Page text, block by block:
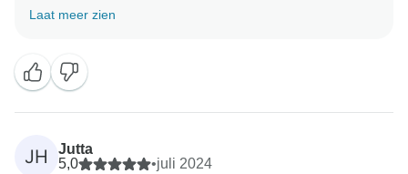
tijd met je medereizigers. We kijken ernaar uit om je
Laat meer zien
JH
Jutta
5,0
•juli 2024